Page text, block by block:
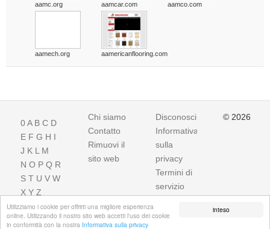
inteso
Utilizziamo i cookie per offrirti una migliore esperienza
online. Utilizzando il nostro sito web accetti l'uso dei cookie
in conformità con la nostra Informativa sulla privacy
aamc.org aamcar.com aamco.com
aamech.org aamericanflooring.com
0A B C D
E F G H I
J K L M
N O P Q R
S T U V W
X Y Z
Chi siamo
Contatto
Rimuovi il
sito web
Disconoscimento
Informativa
sulla
privacy
Termini di
servizio
© 2026